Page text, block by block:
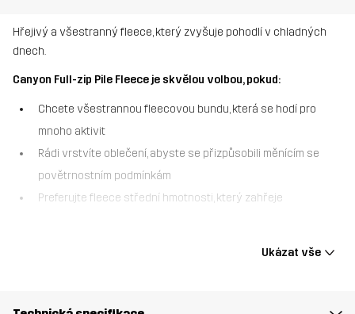
Hřejivý a všestranný fleece, který zvyšuje pohodlí v chladných
dnech.
Canyon Full-zip Pile Fleece je skvělou volbou, pokud:
Chcete všestrannou fleecovou bundu, která se hodí pro
mnoho aktivit
Rádi vrstvíte oblečení, abyste se přizpůsobili měnícím se
povětrnostním podmínkám
Preferujte fleece střední hmotnosti, který zahřeje
bunda, která poskytuje extra izolaci v chladných dnech. Tento
Ukázat vše